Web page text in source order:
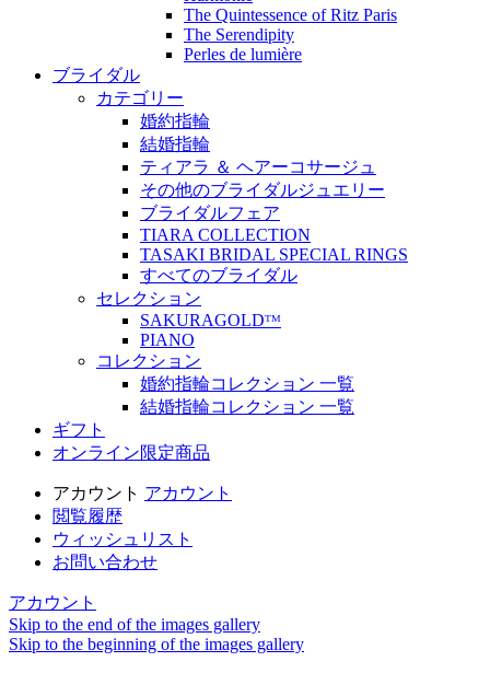
The Quintessence of Ritz Paris
The Serendipity
Perles de lumière
ブライダル
カテゴリー
婚約指輪
結婚指輪
ティアラ ＆ ヘアーコサージュ
その他のブライダルジュエリー
ブライダルフェア
TIARA COLLECTION
TASAKI BRIDAL SPECIAL RINGS
すべてのブライダル
セレクション
SAKURAGOLDᵀᴹ
PIANO
コレクション
婚約指輪コレクション 一覧
結婚指輪コレクション 一覧
ギフト
オンライン限定商品
アカウント アカウント
閲覧履歴
ウィッシュリスト
お問い合わせ
アカウント
Skip to the end of the images gallery
Skip to the beginning of the images gallery